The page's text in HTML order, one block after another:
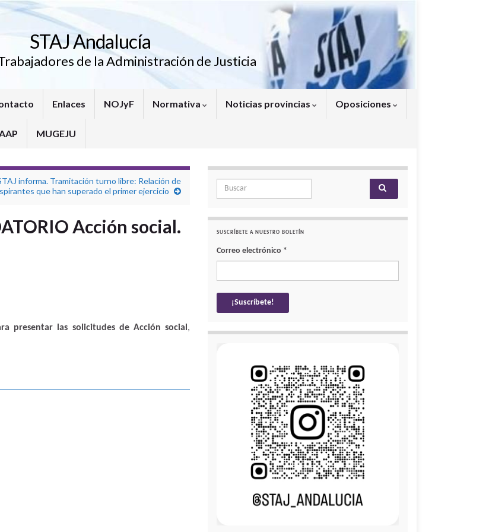
STAJ Andalucía
de la Administración de Justicia
Enlaces NOJyF Normativa Noticias provincias Oposiciones
MUGEJU
informa. Tramitación turno libre: Relación de
que han superado el primer ejercicio
Acción social.
presentar las solicitudes de Acción social ,
Search for:
SUSCRÍBETE A NUESTRO BOLETÍN
Correo electrónico *